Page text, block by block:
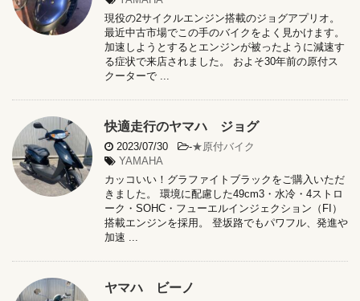
現役の2サイクルエンジン搭載のジョグアプリオ。
最近中古市場でこの手のバイクをよく見かけます。
加速しようとするとエンジンが被ったように減速す
る症状で来店されました。 およそ30年前の原付ス
クーターで ...
快適走行のヤマハ ジョグ
2023/07/30 -★原付バイク
YAMAHA
カッコいい！グラファイトブラックをご購入いただ
きました。 環境に配慮した49cm3・水冷・4ストロ
ーク・SOHC・フューエルインジェクション（FI）
搭載エンジンを採用。 登坂路でもパワフル、発進や
加速 ...
ヤマハ ビーノ